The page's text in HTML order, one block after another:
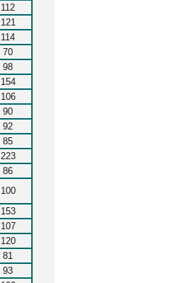
112
121
114
70
98
154
106
90
92
85
223
86
100
153
107
120
81
93